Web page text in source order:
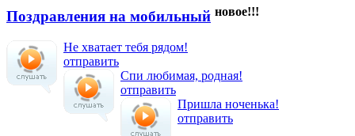
Поздравления на мобильный новое!!!
Не хватает тебя рядом!
отправить
Спи любимая, родная!
отправить
Пришла ноченька!
отправить